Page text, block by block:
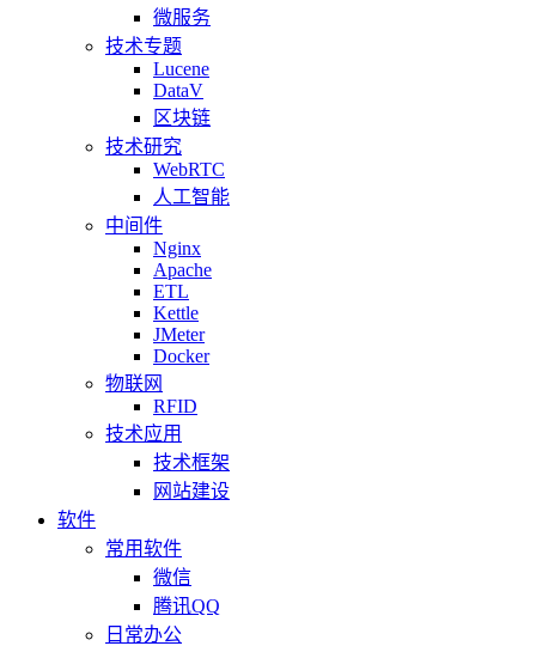
微服务
技术专题
Lucene
DataV
区块链
技术研究
WebRTC
人工智能
中间件
Nginx
Apache
ETL
Kettle
JMeter
Docker
物联网
RFID
技术应用
技术框架
网站建设
软件
常用软件
微信
腾讯QQ
日常办公